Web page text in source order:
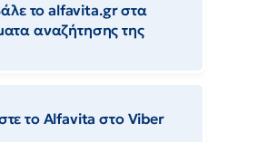
το alfavita.gr στα
αναζήτησης της
το Αlfavita στο Viber